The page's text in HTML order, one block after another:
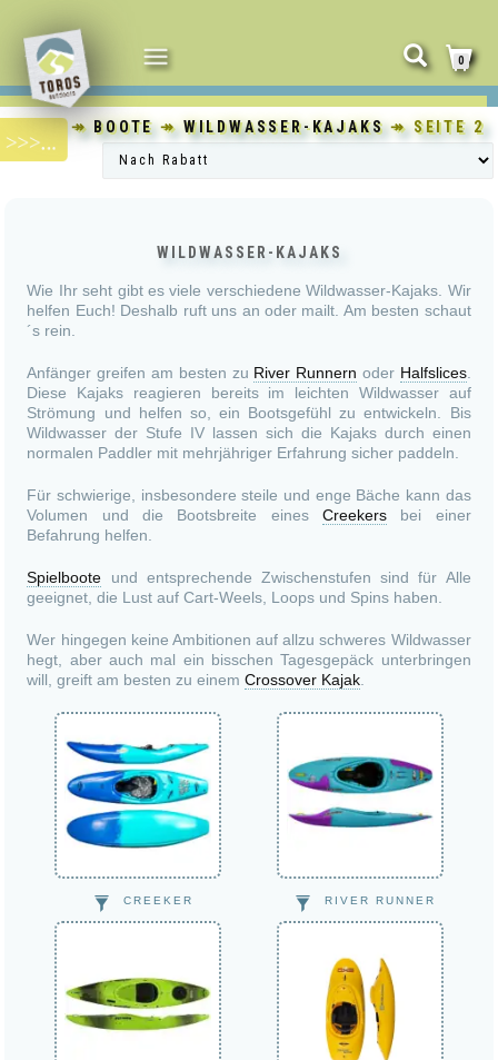
NAVIGATION
UMSCHALTEN
0
↠ BOOTE↠ WILDWASSER-KAJAKS↠ SEITE 2
WILDWASSER-KAJAKS
Wie Ihr seht gibt es viele verschiedene Wildwasser-Kajaks. Wir
helfen Euch! Deshalb ruft uns an oder mailt. Am besten schaut
´s rein.
Anfänger greifen am besten zu River Runnern oder Halfslices.
Diese Kajaks reagieren bereits im leichten Wildwasser auf
Strömung und helfen so, ein Bootsgefühl zu entwickeln. Bis
Wildwasser der Stufe IV lassen sich die Kajaks durch einen
normalen Paddler mit mehrjähriger Erfahrung sicher paddeln.
Für schwierige, insbesondere steile und enge Bäche kann das
Volumen und die Bootsbreite eines Creekersbei einer
Befahrung helfen.
Spielboote und entsprechende Zwischenstufen sind für Alle
geeignet, die Lust auf Cart-Weels, Loops und Spins haben.
Wer hingegen keine Ambitionen auf allzu schweres Wildwasser
hegt, aber auch mal ein bisschen Tagesgepäck unterbringen
will, greift am besten zu einemCrossover Kajak
CREEKER RIVER RUNNER